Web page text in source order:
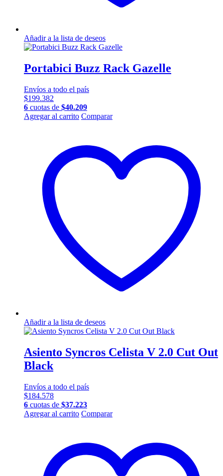
Añadir a la lista de deseos
Portabici Buzz Rack Gazelle
Envíos a todo el país
$199.382
6 cuotas de $40.209
Agregar al carrito Comparar
Añadir a la lista de deseos
Asiento Syncros Celista V 2.0 Cut Out
Black
Envíos a todo el país
$184.578
6 cuotas de $37.223
Agregar al carrito Comparar